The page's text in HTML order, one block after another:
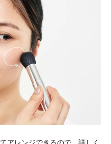
アレンジできるので、詳しく